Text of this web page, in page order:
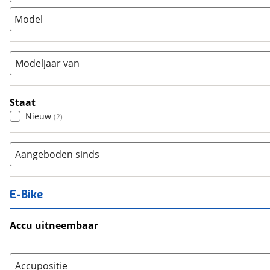
(0)
Tandem
Model
Modeljaar van
Staat
Nieuw (2)
Aangeboden sinds
E-Bike
Accu uitneembaar
Nee, vast (0)
Accupositie